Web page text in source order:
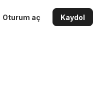
Oturum aç Kaydol